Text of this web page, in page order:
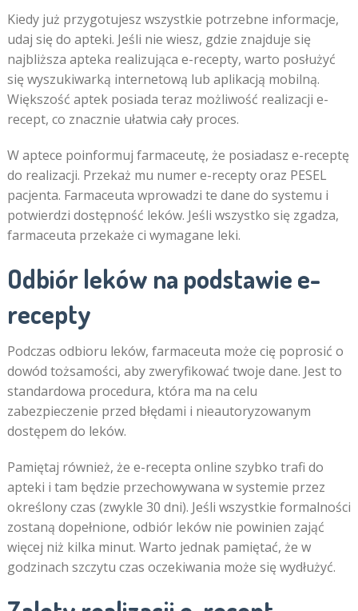
Kiedy już przygotujesz wszystkie potrzebne informacje,
udaj się do apteki. Jeśli nie wiesz, gdzie znajduje się
najbliższa apteka realizująca e-recepty, warto posłużyć
się wyszukiwarką internetową lub aplikacją mobilną.
Większość aptek posiada teraz możliwość realizacji e-
recept, co znacznie ułatwia cały proces.
W aptece poinformuj farmaceutę, że posiadasz e-receptę
do realizacji. Przekaż mu numer e-recepty oraz PESEL
pacjenta. Farmaceuta wprowadzi te dane do systemu i
potwierdzi dostępność leków. Jeśli wszystko się zgadza,
farmaceuta przekaże ci wymagane leki.
Odbiór leków na podstawie e-
recepty
Podczas odbioru leków, farmaceuta może cię poprosić o
dowód tożsamości, aby zweryfikować twoje dane. Jest to
standardowa procedura, która ma na celu
zabezpieczenie przed błędami i nieautoryzowanym
dostępem do leków.
Pamiętaj również, że e-recepta online szybko trafi do
apteki i tam będzie przechowywana w systemie przez
określony czas (zwykle 30 dni). Jeśli wszystkie formalności
zostaną dopełnione, odbiór leków nie powinien zająć
więcej niż kilka minut. Warto jednak pamiętać, że w
godzinach szczytu czas oczekiwania może się wydłużyć.